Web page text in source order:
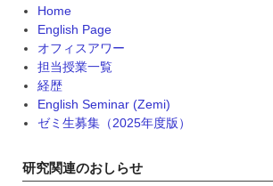
Home
English Page
オフィスアワー
担当授業一覧
経歴
English Seminar (Zemi)
ゼミ生募集（2025年度版）
研究関連のおしらせ